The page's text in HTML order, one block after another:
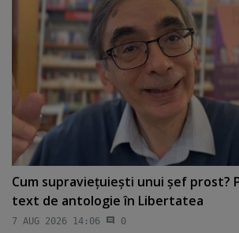
Cum supravieţuieşti unui şef prost?
text de antologie în Libertatea
7 AUG 2026 14:06 0